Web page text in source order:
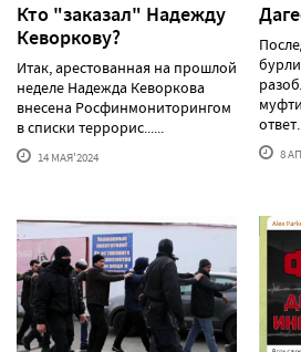
Кто "заказал" Надежду
Кеворкову?
Итак, арестованная на прошлой
неделе Надежда Кеворкова
внесена Росфинмониторингом
в списки террорис......
14 МАЯ'2024 8